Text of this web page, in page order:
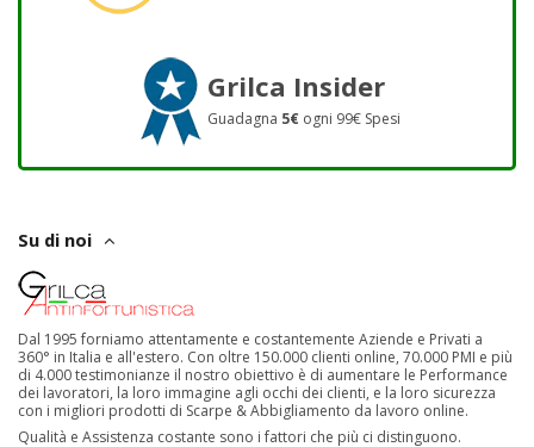
Grilca Insider
Guadagna 5€ ogni 99€ Spesi
Su di noi
Dal 1995 forniamo attentamente e costantemente Aziende e Privati a
360° in Italia e all'estero. Con oltre 150.000 clienti online, 70.000 PMI e più
di 4.000 testimonianze il nostro obiettivo è di aumentare le Performance
dei lavoratori, la loro immagine agli occhi dei clienti, e la loro sicurezza
con i migliori prodotti di Scarpe & Abbigliamento da lavoro online.
Qualità e Assistenza costante sono i fattori che più ci distinguono.